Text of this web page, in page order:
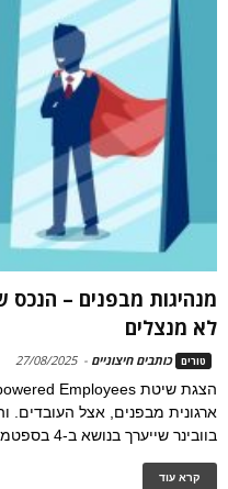
מנהיגות מבפנים – הנכס
לא מנצלים
טורים כותבים חיצוניים -
27/08/2025
ארגונית מבפנים, אצל העובדים.
בוובינר שייערך בנושא ב-4 בספטמבר 2025.
קרא עוד